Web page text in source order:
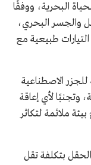
البحرية، ووفقًا
والجسر البحري،
التيارات طبيعية مع
للجزر الاصطناعية
وتجنبًا لأي إعاقة
ملائمة لتكاثر
من الحقل بتكلفة تقل